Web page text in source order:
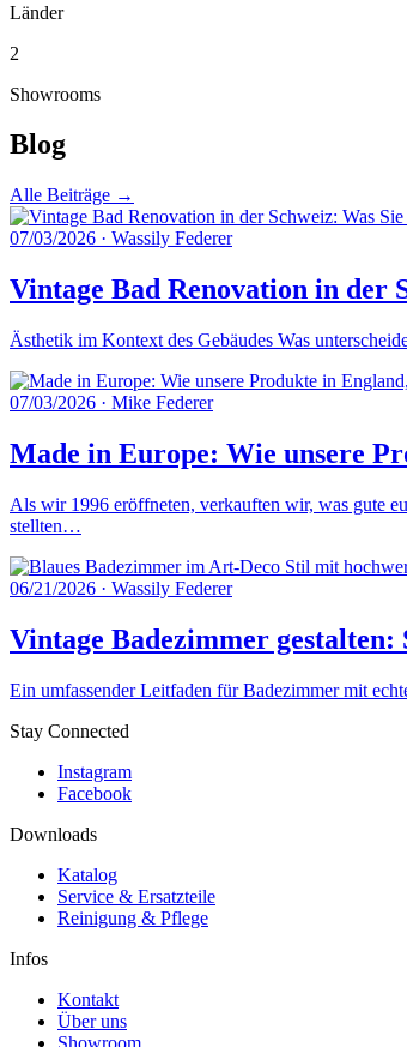
Länder
2
Showrooms
Blog
Alle Beiträge →
07/03/2026 · Wassily Federer
Vintage Bad Renovation in der
Ästhetik im Kontext des Gebäudes Was
07/03/2026 · Mike Federer
Made in Europe: Wie unsere
Als wir 1996 eröffneten, verkauften wir, was gute
stellten…
06/21/2026 · Wassily Federer
Vintage Badezimmer gestalten:
Ein umfassender Leitfaden für Badezimmer mit
Stay Connected
Instagram
Facebook
Downloads
Katalog
Service & Ersatzteile
Reinigung & Pflege
Infos
Kontakt
Über uns
Showroom